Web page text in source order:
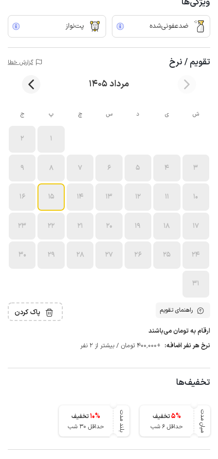
ضدعفونی‌شده پت‌نواز
تقویم / نرخ گزارش خطا
مرداد 1405
ش ی د س چ پ ج
1
2
3
4
5
6
7
8
9
10
11
12
13
14
15
16
17
18
19
20
21
22
23
24
25
26
27
28
29
30
31
راهنمای تقویم پاک کردن
ارقام به تومان می‌باشند
نرخ هر نفر اضافه: +400٬000 تومان / بیشتر از 2 نفر
تخفیف‌ها
میان مدت 5%
تخفیف
حداقل 6 شب
بلند مدت 10%
تخفیف
حداقل 30 شب